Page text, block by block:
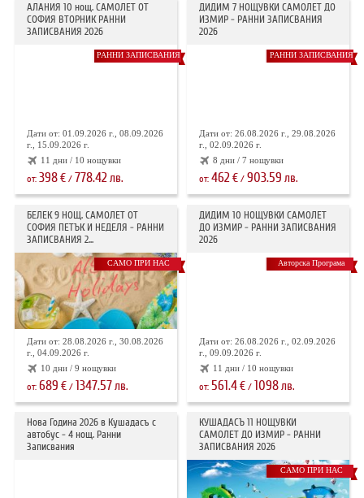
АЛАНИЯ 10 нощ. САМОЛЕТ ОТ
СОФИЯ ВТОРНИК РАННИ
ЗАПИСВАНИЯ 2026
РАННИ ЗАПИСВАНИЯ
Дати от: 01.09.2026 г., 08.09.2026
г., 15.09.2026 г.
11 дни / 10 нощувки
от: 398€/ 778.42лв.
ДИДИМ 7 НОЩУВКИ САМОЛЕТ ДО
ИЗМИР - РАННИ ЗАПИСВАНИЯ
2026
РАННИ ЗАПИСВАНИЯ
Дати от: 26.08.2026 г., 29.08.2026
г., 02.09.2026 г.
8 дни / 7 нощувки
от:462€ /903.59 лв.
БЕЛЕК 9 НОЩ. САМОЛЕТ ОТ
СОФИЯ ПЕТЪК И НЕДЕЛЯ - РАННИ
ЗАПИСВАНИЯ 2...
САМО ПРИ НАС
Дати от: 28.08.2026 г., 30.08.2026
г., 04.09.2026 г.
10 дни / 9 нощувки
от: 689 €/ 1347.57лв.
ДИДИМ 10 НОЩУВКИ САМОЛЕТ
ДО ИЗМИР - РАННИ ЗАПИСВАНИЯ
2026
Авторска Програма
Дати от: 26.08.2026 г., 02.09.2026
г., 09.09.2026 г.
11 дни / 10 нощувки
от:561.4€ / 1098лв.
Нова Година 2026 в Кушадасъ с
автобус - 4 нощ. Ранни
Записвания
КУШАДАСЪ 11 НОЩУВКИ
САМОЛЕТ ДО ИЗМИР - РАННИ
ЗАПИСВАНИЯ 2026
САМО ПРИ НАС